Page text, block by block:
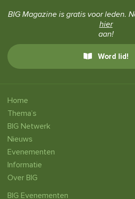
BIG Magazine is gratis voor leden.
hier
aan!
Word lid!
Home
Thema’s
BIG Netwerk
Nieuws
Evenementen
Informatie
Over BIG
BIG Evenementen